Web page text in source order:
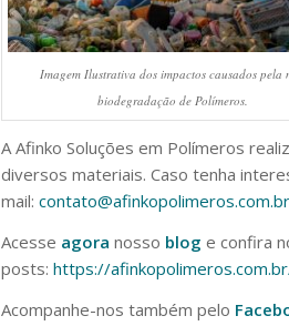
Imagem Ilustrativa dos impactos causados pela
biodegradação de Polímeros.
A Afinko Soluções em Polímeros
diversos materiais. Caso tenha
mail: contato@afinkopolimeros.com.br
Acesse agora nosso blog e confira
posts: https://
Acompanhe-nos também pelo